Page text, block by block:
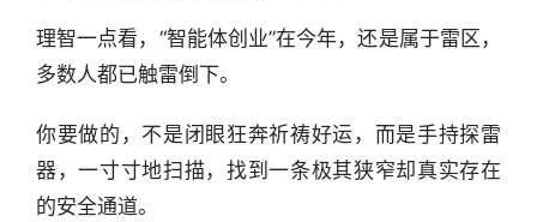
理智一点看，“智能体创业”在今年，还是属于雷区，
多数人都已触雷倒下。
你要做的，不是闭眼狂奔祈祷好运，而是手持探雷
器，一寸寸地扫描，找到一条极其狭窄却真实存在
的安全通道。